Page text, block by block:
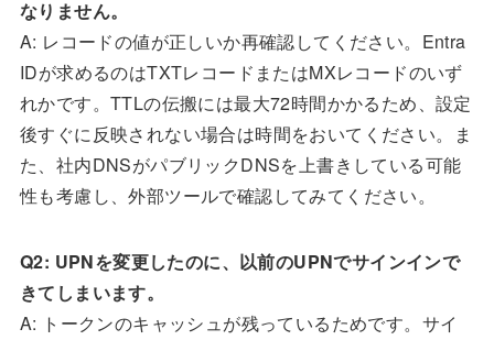
なりません。
A: レコードの値が正しいか再確認してください。Entra
IDが求めるのはTXTレコードまたはMXレコードのいず
れかです。TTLの伝搬には最大72時間かかるため、設定
後すぐに反映されない場合は時間をおいてください。ま
た、社内DNSがパブリックDNSを上書きしている可能
性も考慮し、外部ツールで確認してみてください。
Q2: UPNを変更したのに、以前のUPNでサインインで
きてしまいます。
A: トークンのキャッシュが残っているためです。サイ